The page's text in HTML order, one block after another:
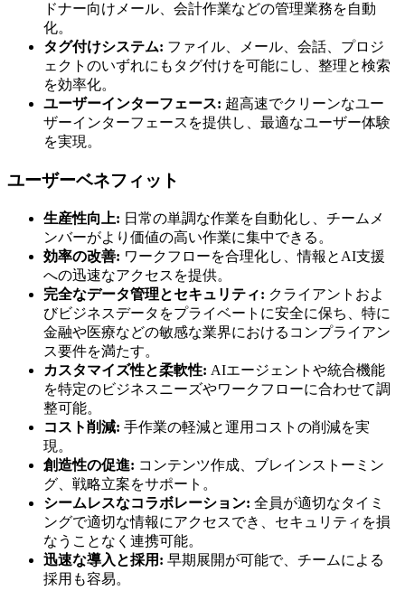
ドナー向けメール、会計作業などの管理業務を自動
化。
タグ付けシステム: ファイル、メール、会話、プロジ
ェクトのいずれにもタグ付けを可能にし、整理と検索
を効率化。
ユーザーインターフェース: 超高速でクリーンなユー
ザーインターフェースを提供し、最適なユーザー体験
を実現。
ユーザーベネフィット
生産性向上: 日常の単調な作業を自動化し、チームメ
ンバーがより価値の高い作業に集中できる。
効率の改善: ワークフローを合理化し、情報とAI支援
への迅速なアクセスを提供。
完全なデータ管理とセキュリティ: クライアントおよ
びビジネスデータをプライベートに安全に保ち、特に
金融や医療などの敏感な業界におけるコンプライアン
ス要件を満たす。
カスタマイズ性と柔軟性: AIエージェントや統合機能
を特定のビジネスニーズやワークフローに合わせて調
整可能。
コスト削減: 手作業の軽減と運用コストの削減を実
現。
創造性の促進: コンテンツ作成、ブレインストーミン
グ、戦略立案をサポート。
シームレスなコラボレーション: 全員が適切なタイミ
ングで適切な情報にアクセスでき、セキュリティを損
なうことなく連携可能。
迅速な導入と採用: 早期展開が可能で、チームによる
採用も容易。